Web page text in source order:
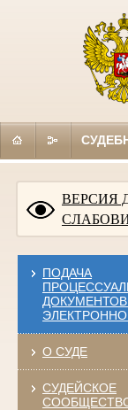
ВЕРСИЯ
ПОДАЧА
О СУДЕ
СУДЕЙСКОЕ